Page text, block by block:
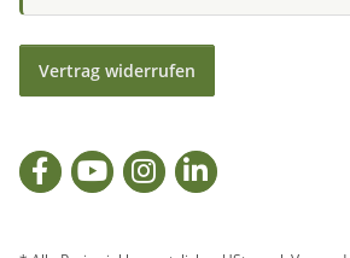
Vertrag widerrufen